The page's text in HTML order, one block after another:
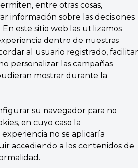
entre otras cosas,
información sobre las decisiones
este sitio web las utilizamos
dentro de nuestras
al usuario registrado, facilitar
personalizar las campañas
mostrar durante la
su navegador para no
en cuyo caso la
no se aplicaría
accediendo a los contenidos de